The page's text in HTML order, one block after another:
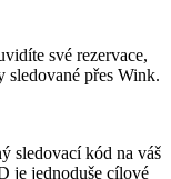
své rezervace,
přes Wink.
sledovací kód na váš
je jednoduše cílové